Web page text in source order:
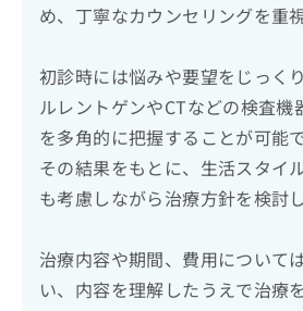
め、丁寧なカウンセリングを重
初診時には悩みや要望をじっく
ルレントゲンやCTなどの検査機
を多角的に把握することが可能で
その結果をもとに、生活スタイ
も考慮しながら治療方針を検討
治療内容や期間、費用について
い、内容を理解したうえで治療